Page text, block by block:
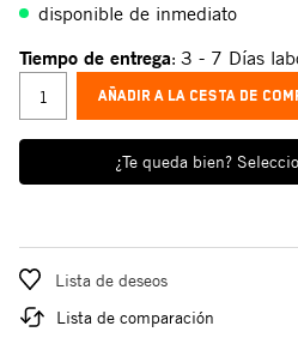
disponible de inmediato
Tiempo de entrega: 3 - 7 Días
¿Te queda bien?
AÑADIR A LA CESTA DE
Lista de deseos
Lista de comparación